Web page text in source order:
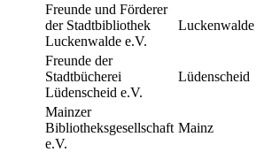
Freunde und Förderer
der Stadtbibliothek
Luckenwalde e.V.
Luckenwalde
Freunde der
Stadtbücherei
Lüdenscheid e.V.
Lüdenscheid
Mainzer
Bibliotheksgesellschaft
e.V.
Mainz